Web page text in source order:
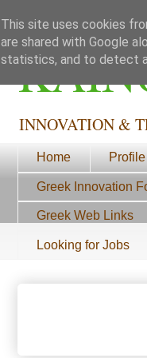
INNOVATION &
Home Profile
Greek Innovation
Greek Web Links
Looking for Jobs
This site uses cookies
are shared with Google
statistics, and to detect